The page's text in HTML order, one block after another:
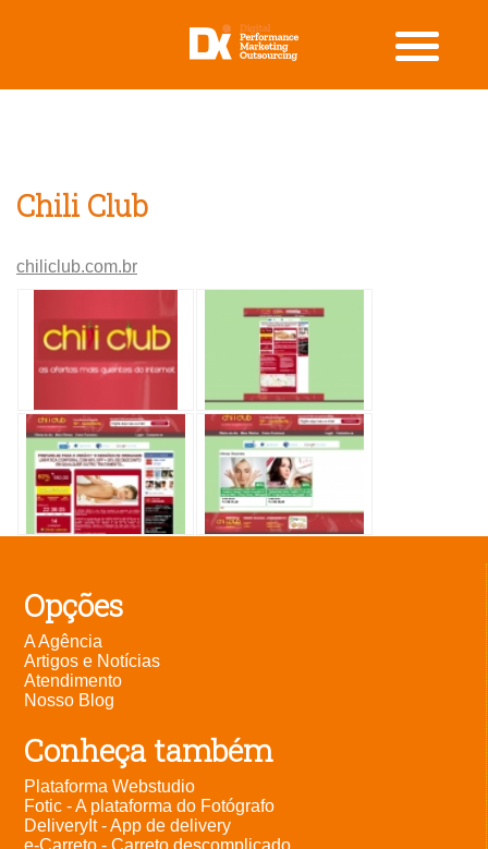
Chili Club
chiliclub.com.br
Opções
A Agência
Artigos e Notícias
Atendimento
Nosso Blog
Conheça também
Plataforma Webstudio
Fotic - A plataforma do Fotógrafo
DeliveryIt - App de delivery
e-Carreto - Carreto descomplicado